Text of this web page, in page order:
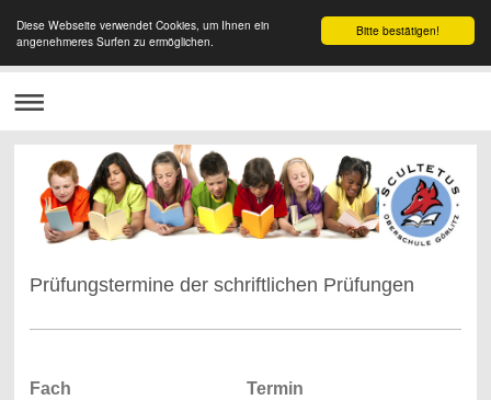
Bitte bestätigen!
Diese Webseite verwendet Cookies, um Ihnen ein
angenehmeres Surfen zu ermöglichen.
Prüfungstermine der schriftlichen Prüfungen
Fach Termin